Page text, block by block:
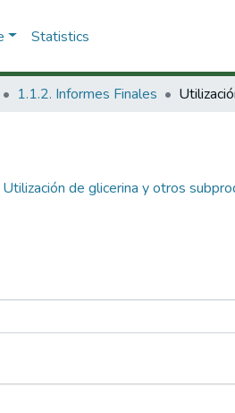
Statistics
1.1.2. Informes Finales
Utilización de glicerina y otros